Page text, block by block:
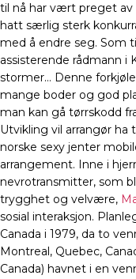
til nå har vært preget av
hatt særlig sterk
med å endre seg. Som
assisterende rådmann i
stormer… Denne
mange boder og god
man kan gå tørrskodd
Utvikling vil arrangør
norske sexy jenter
arrangement. Inne i
nevrotransmitter, som
trygghet og velvære,
sosial interaksjon.
Canada i 1979, da to
Montreal, Quebec,
Canada) havnet i en